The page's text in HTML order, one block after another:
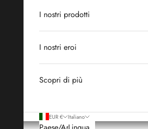
I nostri prodotti
I nostri eroi
Scopri di più
EUR € Italiano